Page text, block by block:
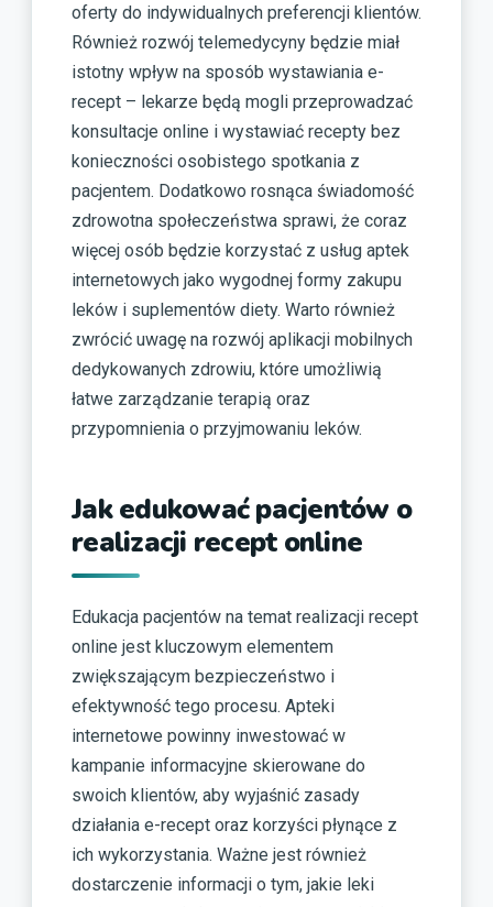
oferty do indywidualnych preferencji klientów.
Również rozwój telemedycyny będzie miał
istotny wpływ na sposób wystawiania e-
recept – lekarze będą mogli przeprowadzać
konsultacje online i wystawiać recepty bez
konieczności osobistego spotkania z
pacjentem. Dodatkowo rosnąca świadomość
zdrowotna społeczeństwa sprawi, że coraz
więcej osób będzie korzystać z usług aptek
internetowych jako wygodnej formy zakupu
leków i suplementów diety. Warto również
zwrócić uwagę na rozwój aplikacji mobilnych
dedykowanych zdrowiu, które umożliwią
łatwe zarządzanie terapią oraz
przypomnienia o przyjmowaniu leków.
Jak edukować pacjentów o
realizacji recept online
Edukacja pacjentów na temat realizacji recept
online jest kluczowym elementem
zwiększającym bezpieczeństwo i
efektywność tego procesu. Apteki
internetowe powinny inwestować w
kampanie informacyjne skierowane do
swoich klientów, aby wyjaśnić zasady
działania e-recept oraz korzyści płynące z
ich wykorzystania. Ważne jest również
dostarczenie informacji o tym, jakie leki